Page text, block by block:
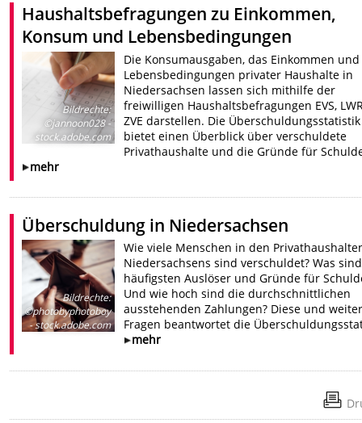
Haushaltsbefragungen zu Einkommen,
Konsum und Lebensbedingungen
Bildrechte:
©jannoon028 -
stock.adobe.com
Die Konsumausgaben, das Einkommen
Lebensbedingungen privater Haushalte in
Niedersachsen lassen sich mithilfe der
freiwilligen Haushaltsbefragungen EVS,
ZVE darstellen. Die Überschuldungsstatistik
bietet einen Überblick über verschuldete
Privathaushalte und die Gründe für
mehr
Überschuldung in Niedersachsen
Bildrechte:
©photobyphotoboy
- stock.adobe.com
Wie viele Menschen in den
Niedersachsens sind verschuldet? Was
häufigsten Auslöser und Gründe für
Und wie hoch sind die durchschnittlichen
ausstehenden Zahlungen? Diese und
Fragen beantwortet die
mehr